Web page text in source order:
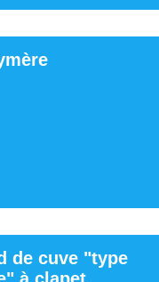
de cuve "type